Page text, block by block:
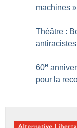
machines »
Théâtre :
antiracistes
60e
pour la